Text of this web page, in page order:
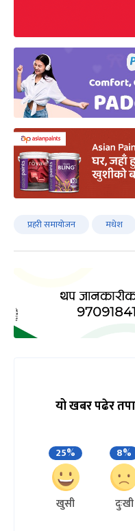
प्रहरी समायोजन मधेश
यो खबर पढेर
25%
खुसी
8%
दुःखी